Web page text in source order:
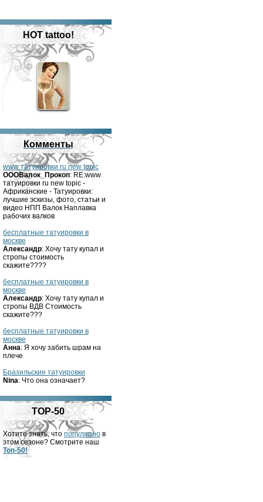
HOT tattoo!
Комменты
www татуировки ru new topic
OOOВалок_Прокоп: RE:www
татуировки ru new topic -
Африканские - Татуировки:
лучшие эскизы, фото, статьи и
видео НПП Валок Наплавка
рабочих валков
бесплатные татуировки в
москве
Александр: Хочу тату купал и
стропы стоимость
скажите????
бесплатные татуировки в
москве
Александр: Хочу тату купал и
стропы ВДВ Стоимость
скажите???
бесплатные татуировки в
москве
Анна: Я хочу забить шрам на
плече
Бразильские татуировки
Nina: Что она означает?
TOP-50
Хотите знать, что популярно в
этом сезоне? Смотрите наш
Топ-50!